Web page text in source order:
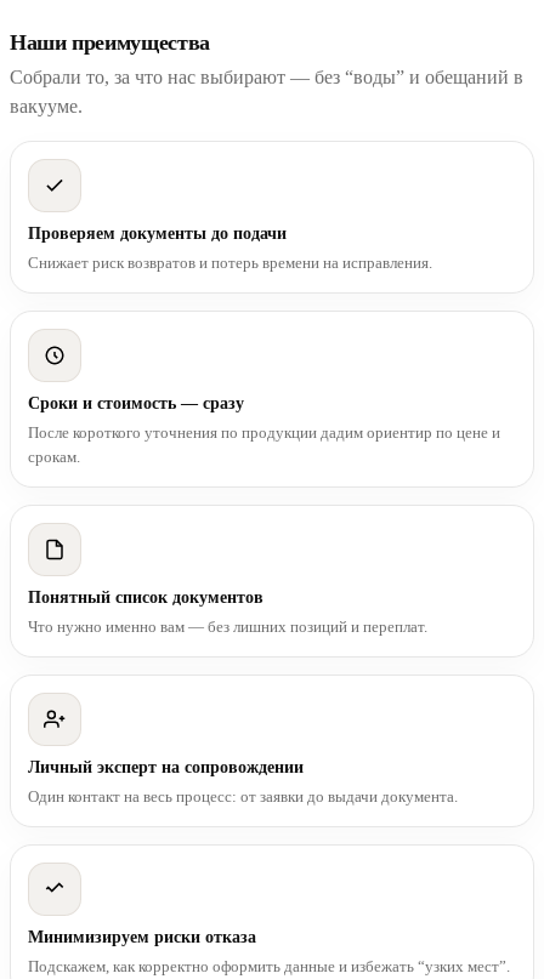
Наши преимущества
Собрали то, за что нас выбирают — без “воды” и обещаний в
вакууме.
Проверяем документы до подачи
Снижает риск возвратов и потерь времени на исправления.
Сроки и стоимость — сразу
После короткого уточнения по продукции дадим ориентир по цене и
срокам.
Понятный список документов
Что нужно именно вам — без лишних позиций и переплат.
Личный эксперт на сопровождении
Один контакт на весь процесс: от заявки до выдачи документа.
Минимизируем риски отказа
Подскажем, как корректно оформить данные и избежать “узких мест”.